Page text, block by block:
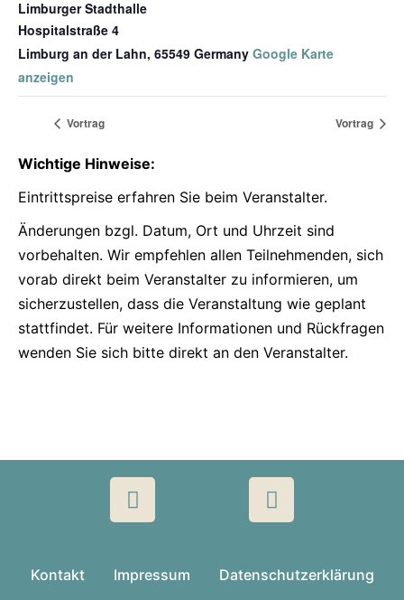
Limburger Stadthalle
Hospitalstraße 4
Limburg an der Lahn, 65549 Germany Google Karte
anzeigen
Vortrag Vortrag
Wichtige Hinweise:
Eintrittspreise erfahren Sie beim Veranstalter.
Änderungen bzgl. Datum, Ort und Uhrzeit sind
vorbehalten. Wir empfehlen allen Teilnehmenden, sich
vorab direkt beim Veranstalter zu informieren, um
sicherzustellen, dass die Veranstaltung wie geplant
stattfindet. Für weitere Informationen und Rückfragen
wenden Sie sich bitte direkt an den Veranstalter.
Kontakt Impressum Datenschutzerklärung